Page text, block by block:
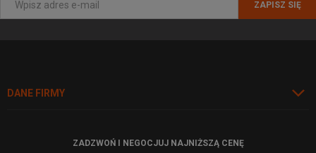
mieszanki gazów osłonowych,
ZAPISZ SIĘ
DANE FIRMY
ZADZWOŃ I NEGOCJUJ NAJNIŻSZĄ CENĘ